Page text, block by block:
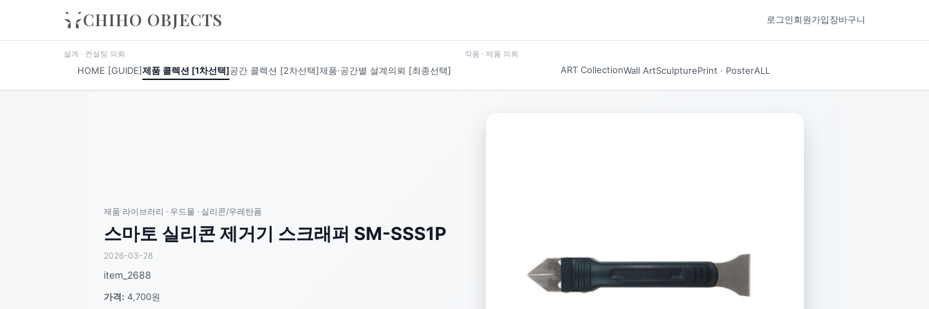
CHIHO OBJECTS 로그인회원가입장바구니
설계 · 컨설팅 의뢰
HOME [GUIDE]제품 콜렉션 [1차선택]공간 콜렉션 [2차선택]제품·공간별 설계의뢰 [최종선택]
작품 · 제품 의뢰
ART CollectionWall ArtSculpturePrint · PosterALL
제품 라이브러리 · 우드몰 · 실리콘/우레탄폼
스마토 실리콘 제거기 스크래퍼 SM-SSS1P
2026-03-28
item_2688
가격: 4,700원